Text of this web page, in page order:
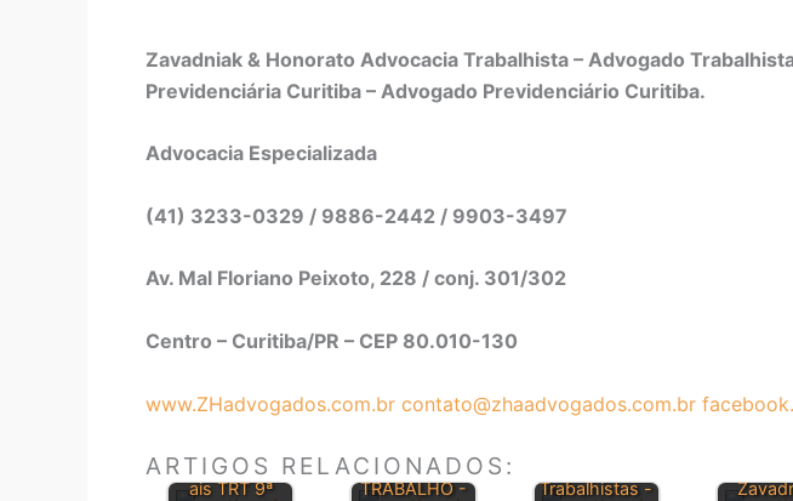
Zavadniak & Honorato Advocacia Trabalhista – Advogado
Previdenciária Curitiba – Advogado Previdenciário Curitiba.
Advocacia Especializada
(41) 3233-0329 / 9886-2442 / 9903-3497
Av. Mal Floriano Peixoto, 228 / conj. 301/302
Centro – Curitiba/PR – CEP 80.010-130
www.ZHadvogados.com.br contato@zhaadvogados.com.br
ARTIGOS RELACIONADOS:
Jurisprudenci
ais TRT 9ª
CONSOLIDAÇ
DO
TRABALHO -
Trabalhistas -